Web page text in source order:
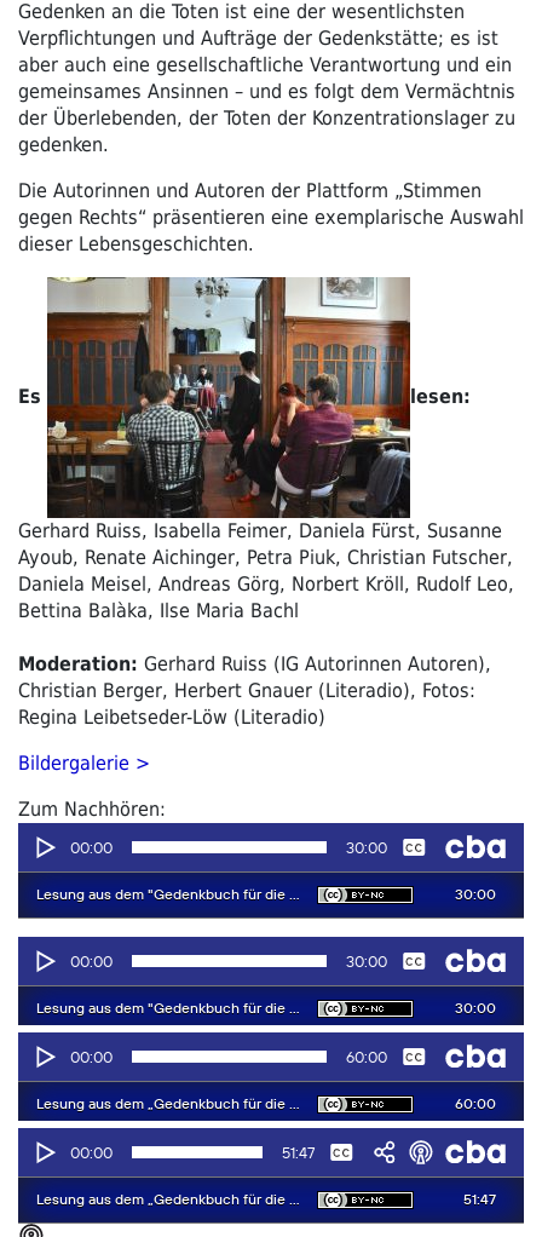
Gedenken an die Toten ist eine der wesentlichsten
Verpflichtungen und Aufträge der Gedenkstätte; es ist
aber auch eine gesellschaftliche Verantwortung und ein
gemeinsames Ansinnen – und es folgt dem Vermächtnis
der Überlebenden, der Toten der Konzentrationslager zu
gedenken.
Die Autorinnen und Autoren der Plattform „Stimmen
gegen Rechts“ präsentieren eine exemplarische Auswahl
dieser Lebensgeschichten.
Es lesen:
Gerhard Ruiss, Isabella Feimer, Daniela Fürst, Susanne
Ayoub, Renate Aichinger, Petra Piuk, Christian Futscher,
Daniela Meisel, Andreas Görg, Norbert Kröll, Rudolf Leo,
Bettina Balàka, Ilse Maria Bachl
Moderation: Gerhard Ruiss (IG Autorinnen Autoren),
Christian Berger, Herbert Gnauer (Literadio), Fotos:
Regina Leibetseder-Löw (Literadio)
Bildergalerie >
Zum Nachhören: